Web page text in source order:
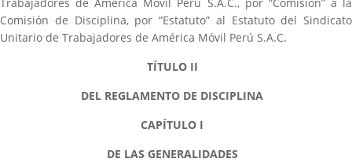
Comisión de Disciplina, por “Estatuto” al Estatuto del Sindicato
Unitario de Trabajadores de América Móvil Perú S.A.C.
TÍTULO II
DEL REGLAMENTO DE DISCIPLINA
CAPÍTULO I
DE LAS GENERALIDADES